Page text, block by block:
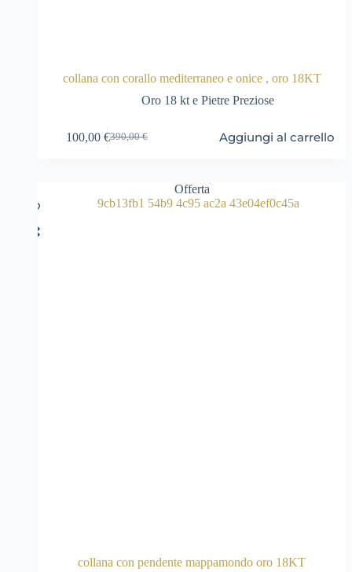
collana con corallo mediterraneo e onice , oro 18KT
Oro 18 kt e Pietre Preziose
390,00€
Il
390,00 €.
100,00 €Il
100,00 €.
Aggiungi al carrello
Offerta
collana con pendente mappamondo oro 18KT